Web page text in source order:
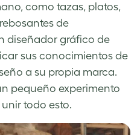
como tazas, platos,
de
diseñador gráfico de
sus conocimientos de
a su propia marca.
pequeño experimento
todo esto.